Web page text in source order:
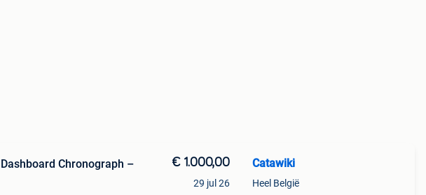
Chronograph –
€ 1.000,00
29 jul 26
Catawiki
Heel België